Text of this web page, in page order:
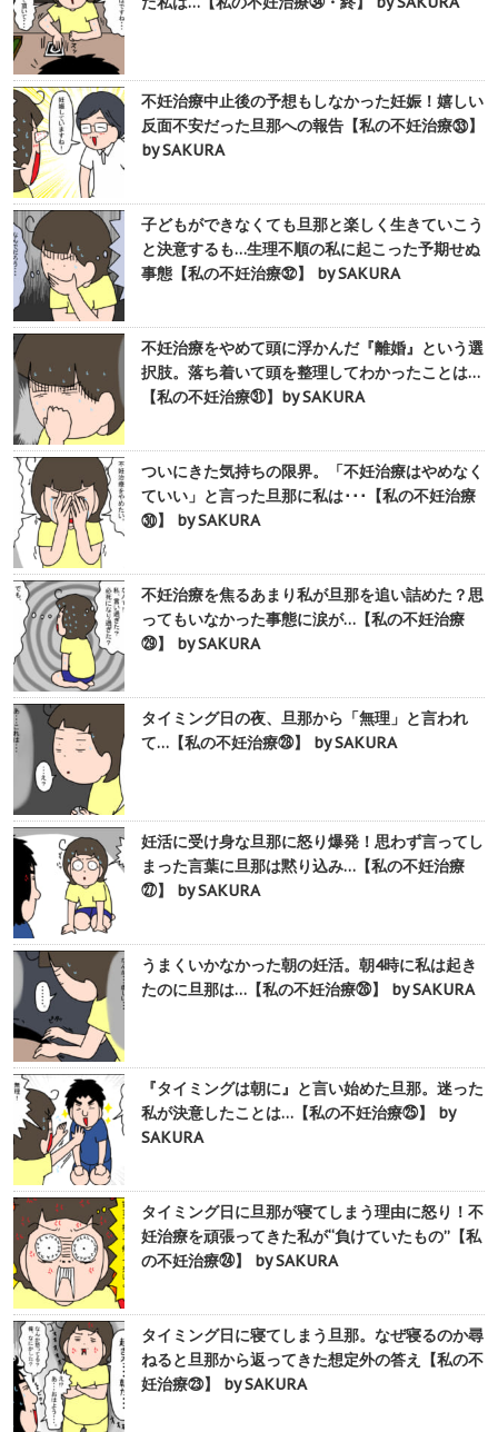
不妊治療中止後の予想もしなかった妊娠！嬉しい
反面不安だった旦那への報告【私の不妊治療㉝】
by SAKURA
子どもができなくても旦那と楽しく生きていこう
と決意するも…生理不順の私に起こった予期せぬ
事態【私の不妊治療㉜】 by SAKURA
不妊治療をやめて頭に浮かんだ『離婚』という選
択肢。落ち着いて頭を整理してわかったことは…
【私の不妊治療㉛】by SAKURA
ついにきた気持ちの限界。「不妊治療はやめなく
ていい」と言った旦那に私は･･･【私の不妊治療
㉚】 by SAKURA
不妊治療を焦るあまり私が旦那を追い詰めた？思
ってもいなかった事態に涙が…【私の不妊治療
㉙】 by SAKURA
タイミング日の夜、旦那から「無理」と言われ
て…【私の不妊治療㉘】 by SAKURA
妊活に受け身な旦那に怒り爆発！思わず言ってし
まった言葉に旦那は黙り込み…【私の不妊治療
㉗】 by SAKURA
うまくいかなかった朝の妊活。朝4時に私は起き
たのに旦那は…【私の不妊治療㉖】 by SAKURA
『タイミングは朝に』と言い始めた旦那。迷った
私が決意したことは…【私の不妊治療㉕】 by
SAKURA
タイミング日に旦那が寝てしまう理由に怒り！不
妊治療を頑張ってきた私が“負けていたもの”【私
の不妊治療㉔】 by SAKURA
タイミング日に寝てしまう旦那。なぜ寝るのか尋
ねると旦那から返ってきた想定外の答え【私の不
妊治療㉓】 by SAKURA